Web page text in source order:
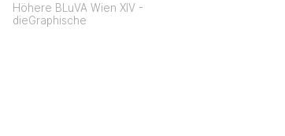
Höhere BLuVA Wien XIV -
dieGraphische